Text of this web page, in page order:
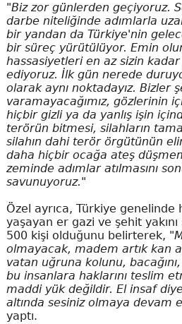
"Biz zor günlerden geçiyoruz.
darbe niteliğinde adımlarla
bir yandan da Türkiye'nin
bir süreç yürütülüyor. Emin
hassasiyetleri en az sizin
ediyoruz. İlk gün nerede
olarak aynı noktadayız. Bizler
varamayacağımız, gözlerinin
hiçbir gizli ya da yanlış işin
terörün bitmesi, silahların
silahın dahi terör örgütünün
daha hiçbir ocağa ateş
zeminde adımlar atılmasını
savunuyoruz."
Özel ayrıca, Türkiye
yaşayan er gazi ve şehit yakını
500 kişi olduğunu belirterek,
olmayacak, madem artık kan
vatan uğruna kolunu,
bu insanlara haklarını teslim
maddi yük değildir. El insaf
altında sesiniz olmaya devam
yaptı.